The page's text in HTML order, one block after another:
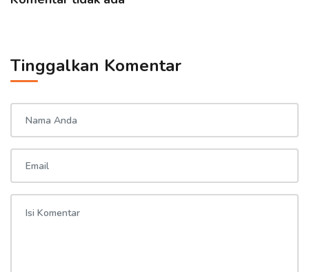
Tinggalkan Komentar